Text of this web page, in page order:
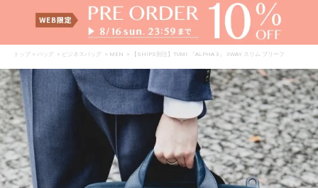
トップ > バッグ> ビジネスバッグ> MEN > 【SHIPS別注】TUMI: 『ALPHA 3』 3WAY スリム ブリーフ